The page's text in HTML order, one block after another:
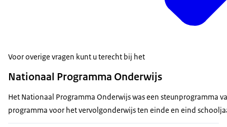
Voor overige vragen kunt u terecht bij het
Nationaal Programma Onderwijs
Het Nationaal Programma Onderwijs was een steunprogramma
programma voor het vervolgonderwijs ten einde en eind